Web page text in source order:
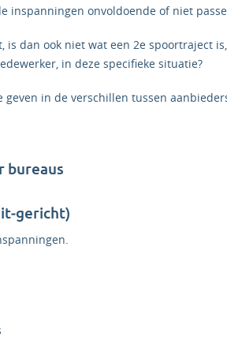
inspanningen onvoldoende of niet
dan ook niet wat een 2e spoortraject
in deze specifieke situatie?
in de verschillen tussen
bureaus